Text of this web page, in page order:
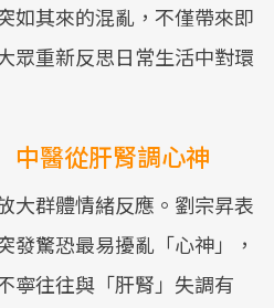
如其來的混亂，不僅帶來即
眾重新反思日常生活中對環
醫從肝腎調心神
大群體情緒反應。劉宗昇表
發驚恐最易擾亂「心神」，
寧往往與「肝腎」失調有